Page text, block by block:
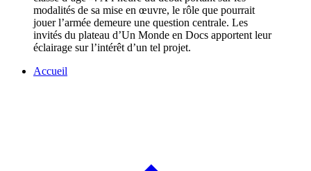
modalités de sa mise en œuvre, le rôle que pourrait
jouer l’armée demeure une question centrale. Les
invités du plateau d’Un Monde en Docs apportent leur
éclairage sur l’intérêt d’un tel projet.
Accueil